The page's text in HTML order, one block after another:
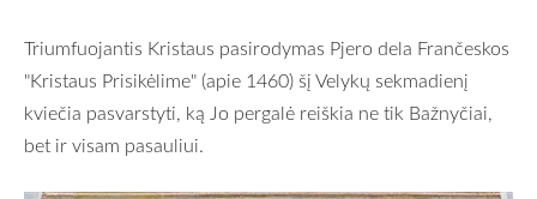
Triumfuojantis Kristaus pasirodymas Pjero dela Frančeskos
"Kristaus Prisikėlime" (apie 1460) šį Velykų sekmadienį
kviečia pasvarstyti, ką Jo pergalė reiškia ne tik Bažnyčiai,
bet ir visam pasauliui.